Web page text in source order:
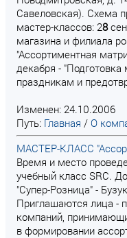
Савеловская). Схема
мастер-классов: 28
магазина и филиала
"Ассортиментная
декабря -
праздникам и
Изменен: 24.10.2006
Путь: Главная / О
МАСТЕР-КЛАСС
Время и место
учебный класс SRC.
"Супер-Розница" -
Приглашаются лица -
компаний,
в формировании